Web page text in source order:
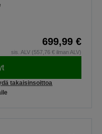
699,99 €
sis. ALV (557,76 € ilman ALV)
takaisinsoittoa